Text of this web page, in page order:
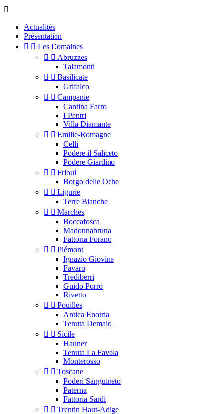

Actualités
Présentation
  Les Domaines
  Abruzzes
Talamonti
  Basilicate
Grifalco
  Campanie
Cantina Farro
I Pentri
Villa Diamante
  Emilie-Romagne
Celli
Podere il Saliceto
Podere Giardino
  Frioul
Borgo delle Oche
  Ligurie
Terre Bianche
  Marches
Boccafosca
Madonnabruna
Fattoria Forano
  Piémont
Ignazio Giovine
Favaro
Trediberri
Guido Porro
Rivetto
  Pouilles
Antica Enotria
Tenuta Demaio
  Sicile
Hauner
Tenuta La Favola
Monterosso
  Toscane
Poderi Sanguineto
Paterna
Fattoria Sardi
  Trentin Haut-Adige